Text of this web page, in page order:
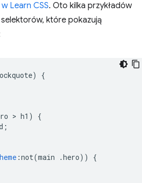
Learn CSS. Oto kilka przykładów
które pokazują
)
{
> h1 )
{
;
:not(main .hero))
{